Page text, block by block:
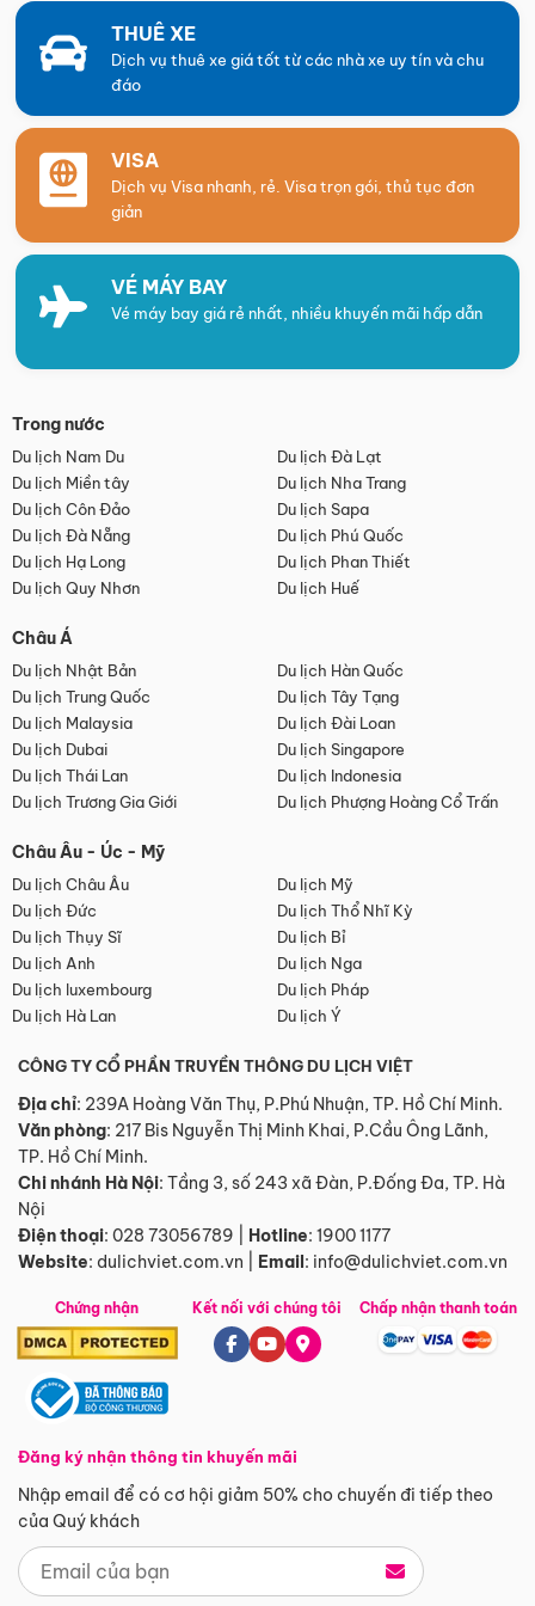
THUÊ XE
Dịch vụ thuê xe giá tốt từ các nhà xe uy tín và chu
đáo
VISA
Dịch vụ Visa nhanh, rẻ. Visa trọn gói, thủ tục đơn
giản
VÉ MÁY BAY
Vé máy bay giá rẻ nhất, nhiều khuyến mãi hấp dẫn
Trong nước
Du lịch Nam Du
Du lịch Đà Lạt
Du lịch Miền tây
Du lịch Nha Trang
Du lịch Côn Đảo
Du lịch Sapa
Du lịch Đà Nẵng
Du lịch Phú Quốc
Du lịch Hạ Long
Du lịch Phan Thiết
Du lịch Quy Nhơn
Du lịch Huế
Châu Á
Du lịch Nhật Bản
Du lịch Hàn Quốc
Du lịch Trung Quốc
Du lịch Tây Tạng
Du lịch Malaysia
Du lịch Đài Loan
Du lịch Dubai
Du lịch Singapore
Du lịch Thái Lan
Du lịch Indonesia
Du lịch Trương Gia Giới
Du lịch Phượng Hoàng Cổ Trấn
Châu Âu - Úc - Mỹ
Du lịch Châu Âu
Du lịch Mỹ
Du lịch Đức
Du lịch Thổ Nhĩ Kỳ
Du lịch Thụy Sĩ
Du lịch Bỉ
Du lịch Anh
Du lịch Nga
Du lịch luxembourg
Du lịch Pháp
Du lịch Hà Lan
Du lịch Ý
CÔNG TY CỔ PHẦN TRUYỀN THÔNG DU LỊCH VIỆT
Địa chỉ: 239A Hoàng Văn Thụ, P.Phú Nhuận, TP. Hồ Chí Minh.
Văn phòng: 217 Bis Nguyễn Thị Minh Khai, P.Cầu Ông Lãnh,
TP. Hồ Chí Minh.
Chi nhánh Hà Nội: Tầng 3, số 243 xã Đàn, P.Đống Đa, TP. Hà
Nội
Điện thoại: 028 73056789 Hotline: 1900 1177
Website: dulichviet.com.vn Email: info@dulichviet.com.vn
Chứng nhận
Đăng ký nhận thông tin khuyến mãi
Nhập email để có cơ hội giảm 50% cho chuyến đi tiếp theo
của Quý khách
Kết nối với chúng tôi Chấp nhận thanh toán